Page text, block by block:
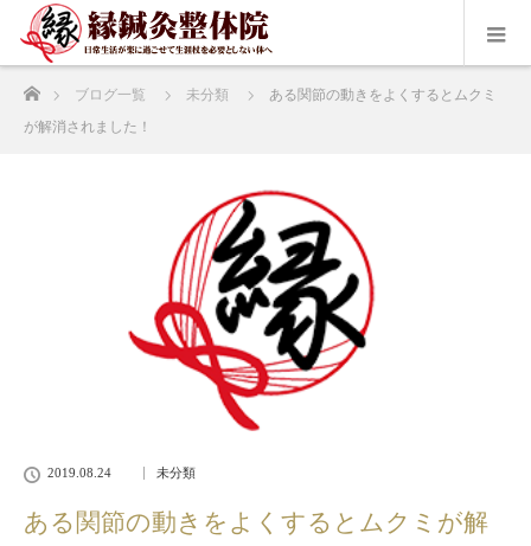
ホームブログ一覧 未分類
ある関節の動きをよくするとムクミ
が解消されました！
2019.08.24 未分類
ある関節の動きをよくするとムクミが解